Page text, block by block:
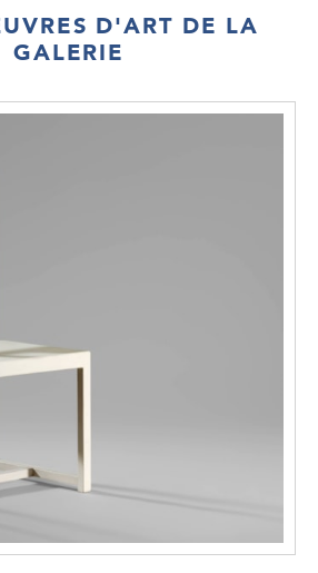
D'ART DE LA
GALERIE